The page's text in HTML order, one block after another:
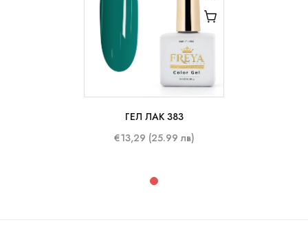
10 ml
ГЕЛ ЛАК 383
€13,29 (25.99 лв)